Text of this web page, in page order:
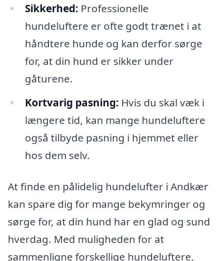
Sikkerhed: Professionelle
hundeluftere er ofte godt trænet i at
håndtere hunde og kan derfor sørge
for, at din hund er sikker under
gåturene.
Kortvarig pasning: Hvis du skal væk i
længere tid, kan mange hundeluftere
også tilbyde pasning i hjemmet eller
hos dem selv.
At finde en pålidelig hundelufter i Andkær
kan spare dig for mange bekymringer og
sørge for, at din hund har en glad og sund
hverdag. Med muligheden for at
sammenligne forskellige hundeluftere,